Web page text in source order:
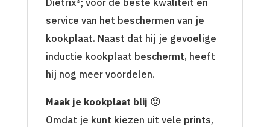
Dietrix®; voor dé beste kwaliteit en
service van het beschermen van je
kookplaat. Naast dat hij je gevoelige
inductie kookplaat beschermt, heeft
hij nog meer voordelen.
Maak je kookplaat blij 🙂
Omdat je kunt kiezen uit vele prints,